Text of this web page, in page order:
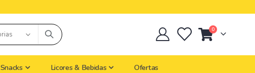
Cart
0
Snacks Licores & Bebidas Ofertas